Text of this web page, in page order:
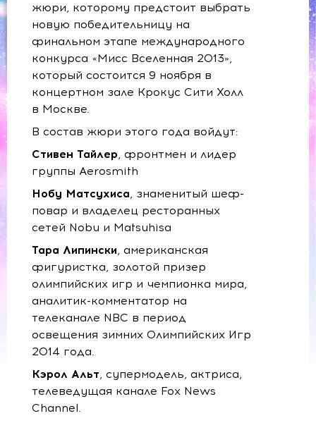
жюри, которому предстоит выбрать
новую победительницу на
финальном этапе международного
конкурса «Мисс Вселенная 2013»,
который состоится 9 ноября в
концертном зале Крокус Сити Холл
в Москве.
В состав жюри этого года войдут:
Стивен Тайлер, фронтмен и лидер
группы Aerosmith
Нобу Матсухиса, знаменитый шеф-
повар и владелец ресторанных
сетей Nobu и Matsuhisa
Тара Липински, американская
фигуристка, золотой призер
олимпийских игр и чемпионка мира,
аналитик-комментатор на
телеканале NBC в период
освещения зимних Олимпийских Игр
2014 года.
Кэрол Альт, супермодель, актриса,
телеведущая канале Fox News
Channel.